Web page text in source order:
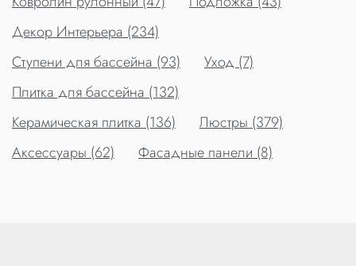
Декор Интерьера (234)
Ступени для бассейна (93)
Уход (7)
Плитка для бассейна (132)
Керамическая плитка (136)
Люстры (379)
Аксессуары (62)
Фасадные панели (8)